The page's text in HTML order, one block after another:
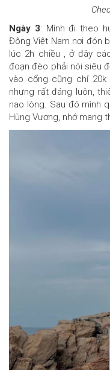
Ngày 3: Mình đi theo
Đông Việt Nam nơi đón
lúc 2h chiều , ở đây
đoạn đèo phải nói siêu
vào cổng cũng chỉ
nhưng rất đáng luôn,
nao lòng. Sau đó mình
Hùng Vương, nhớ mang